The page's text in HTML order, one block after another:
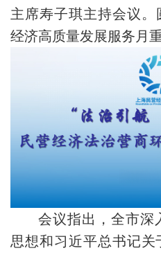
主席寿子琪主持会议。
经济高质量发展服务月
会议指出，全市深
思想和习近平总书记